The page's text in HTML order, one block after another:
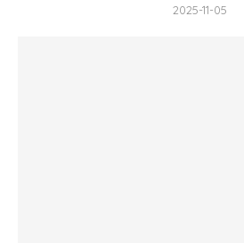
2025-11-05